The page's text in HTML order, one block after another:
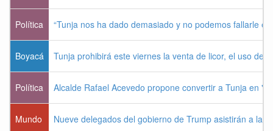
Política “Tunja nos ha dado demasiado y no podemos fallarle
Boyacá Tunja prohibirá este viernes la venta de licor, el uso de
Política Alcalde Rafael Acevedo propone convertir a Tunja en
Mundo Nueve delegados del gobierno de Trump asistirán a la